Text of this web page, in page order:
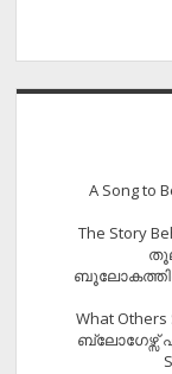
A Song to
The Story
What Others
ബ്ലോഗേഴ്സ്